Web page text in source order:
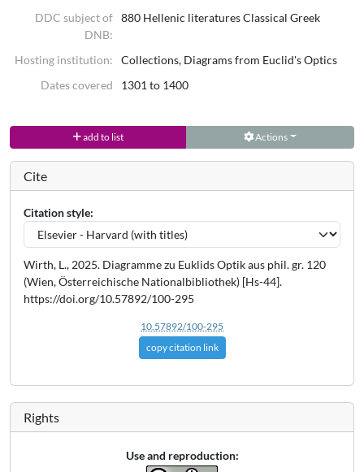
DDC subject of
DNB:
880 Hellenic literatures Classical Greek
Hosting institution:
Collections, Diagrams from Euclid's Optics
Dates covered
1301 to 1400
add to list Actions
Cite
Citation style:
Wirth, L., 2025. Diagramme zu Euklids Optik aus phil. gr. 120
(Wien, Österreichische Nationalbibliothek) [Hs-44].
https://doi.org/10.57892/100-295
10.57892/100-295
copy citation link
Rights
Use and reproduction: